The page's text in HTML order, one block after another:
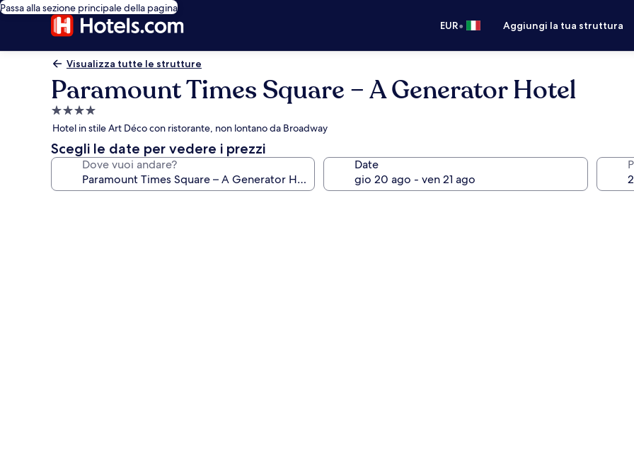
Passa alla sezione principale della pagina
EUR• Aggiungi la tua struttura
Visualizza tutte le strutture
Paramount Times Square – A Generator Hotel
Struttura
a
4.0
stelle
Hotel in stile Art Déco con ristorante, non lontano da Broadway
Scegli le date per vedere i prezzi
Dove vuoi andare? Date